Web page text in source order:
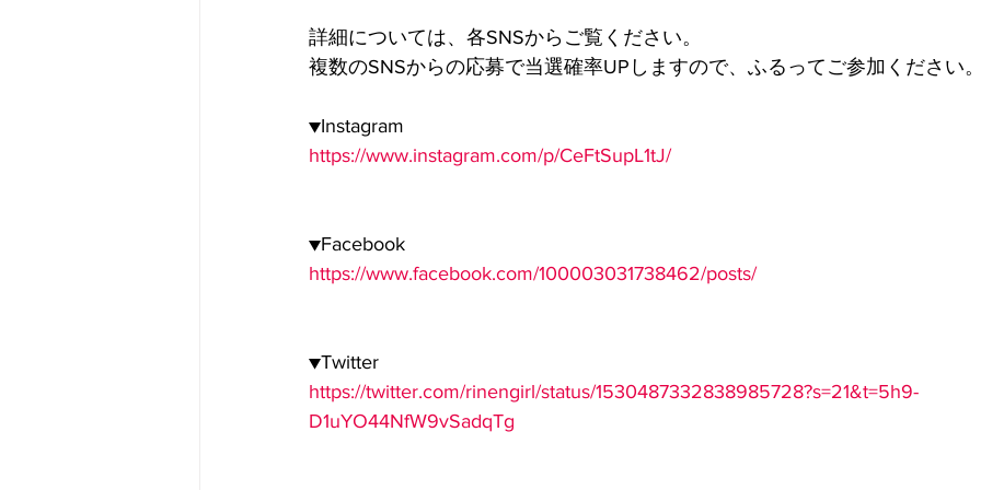
詳細については、各SNSからご覧ください。
複数のSNSからの応募で当選確率UPしますので、ふるってご参加ください
▼Instagram
https://www.instagram.com/p/CeFtSupL1tJ/
▼Facebook
https://www.facebook.com/100003031738462/posts/
▼Twitter
https://twitter.com/rinengirl/status/1530487332838985728?s=21&t=5h9-
D1uYO44NfW9vSadqTg